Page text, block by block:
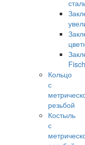
Кольцо
с
резьбой
Костыль
с